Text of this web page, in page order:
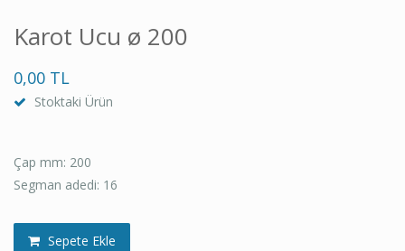
Karot Ucu ø 200
0,00 TL
Stoktaki Ürün
Çap mm: 200
Segman adedi: 16
Sepete Ekle